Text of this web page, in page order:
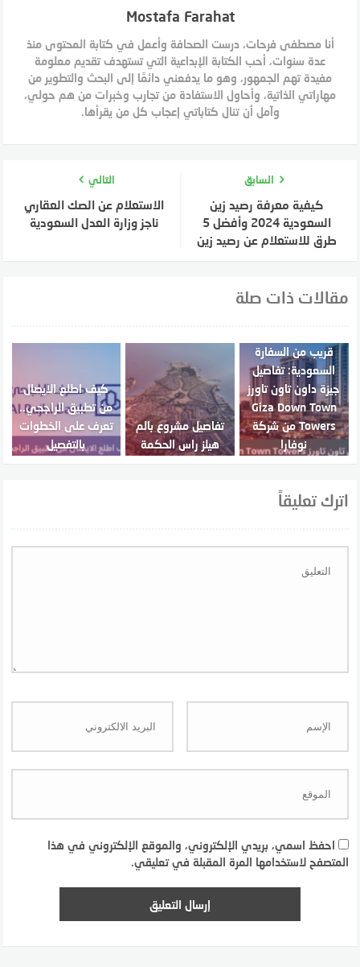
Mostafa Farahat
أنا مصطفى فرحات، درست الصحافة وأعمل في كتابة المحتوى منذ
عدة سنوات، أحب الكتابة الإبداعية التي تستهدف تقديم معلومة
مفيدة تهم الجمهور، وهو ما يدفعني دائمًا إلى البحث والتطوير من
مهاراتي الذاتية، وأحاول الاستفادة من تجارب وخبرات من هم حولي،
وآمل أن تنال كتاباتي إعجاب كل من يقرأها.
السابق
كيفية معرفة رصيد زين
السعودية 2024 وأفضل 5
طرق للاستعلام عن رصيد زين
التالي
الاستعلام عن الصك العقاري
ناجز وزارة العدل السعودية
مقالات ذات صلة
قريب من السفارة
السعودية: تفاصيل
جيزة داون تاون تاورز
Giza Down Town
Towers من شركة
نوفارا
تفاصيل مشروع بالم
هيلز راس الحكمة
كيف اطلع الايصال
من تطبيق الراجحي..
تعرف على الخطوات
بالتفصيل
اترك تعليقاً
احفظ اسمي، بريدي الإلكتروني، والموقع الإلكتروني في هذا
المتصفح لاستخدامها المرة المقبلة في تعليقي.